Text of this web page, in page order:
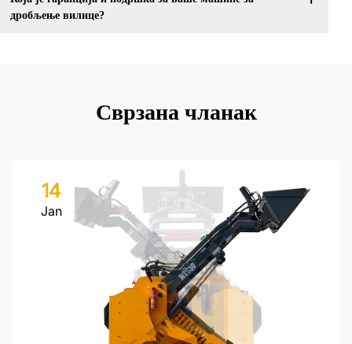
дробљење вилице?
Сврзана чланак
14
Jan